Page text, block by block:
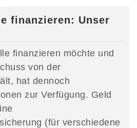
finanzieren: Unser
finanzieren möchte und
von der
hat dennoch
zur Verfügung. Geld
(für verschiedene